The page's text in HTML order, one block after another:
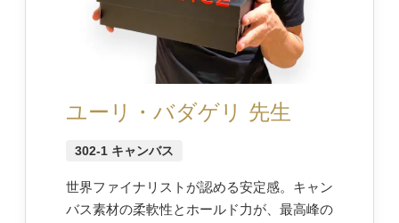
ユーリ・バダゲリ 先生
302-1 キャンバス
世界ファイナリストが認める安定感。キャン
バス素材の柔軟性とホールド力が、最高峰の